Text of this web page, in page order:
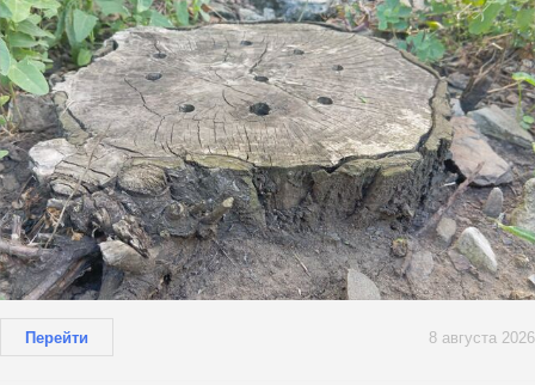
Перейти 8 августа 2026